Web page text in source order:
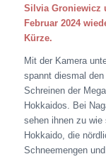
Silvia Groniewicz
Februar 2024
Kürze.
Mit der Kamera
spannt diesmal
Schreinen der
Hokkaidos. Bei
sehen ihnen zu
Hokkaido, die
Schneemengen